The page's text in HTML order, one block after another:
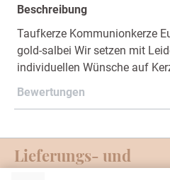
Beschreibung
Taufkerze Kommunionkerze
gold-salbei Wir setzen mit
individuellen Wünsche auf
Bewertungen
Lieferungs- und